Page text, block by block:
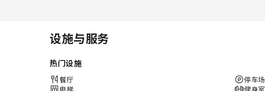
设施与服务
热门设施
餐厅
电梯
停车场
健身室